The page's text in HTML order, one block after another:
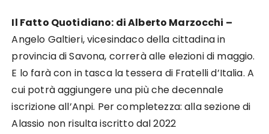
Il Fatto Quotidiano: di Alberto Marzocchi –
Angelo Galtieri, vicesindaco della cittadina in
provincia di Savona, correrà alle elezioni di maggio.
E lo farà con in tasca la tessera di Fratelli d’Italia. A
cui potrà aggiungere una più che decennale
iscrizione all’Anpi. Per completezza: alla sezione di
Alassio non risulta iscritto dal 2022